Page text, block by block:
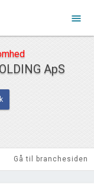
menu
ApS
Gå til branchesiden